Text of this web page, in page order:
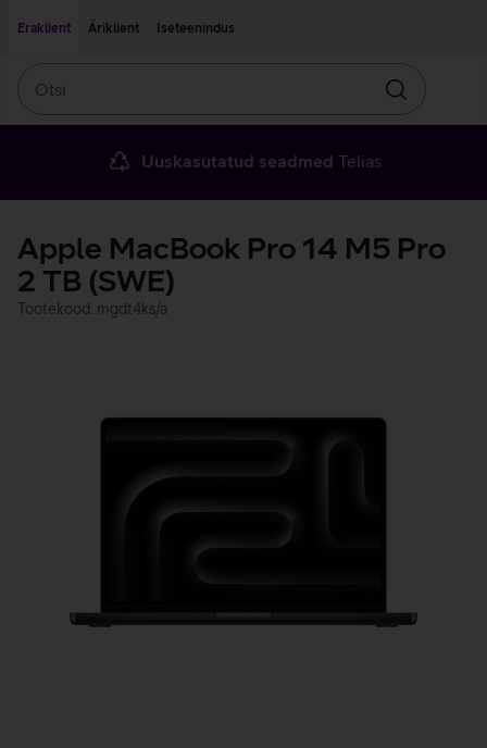
Eraklient
Äriklient Iseteenindus
Otsin
Uuskasutatud seadmed Telias
Apple MacBook Pro 14 M5 Pro
2 TB (SWE)
Tootekood: mgdt4ks/a